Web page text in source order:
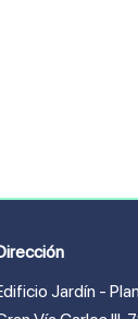
Jardín -